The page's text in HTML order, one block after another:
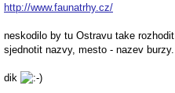
http://www.faunatrhy.cz/
neskodilo by tu Ostravu take
sjednotit nazvy, mesto - nazev burzy.
dik